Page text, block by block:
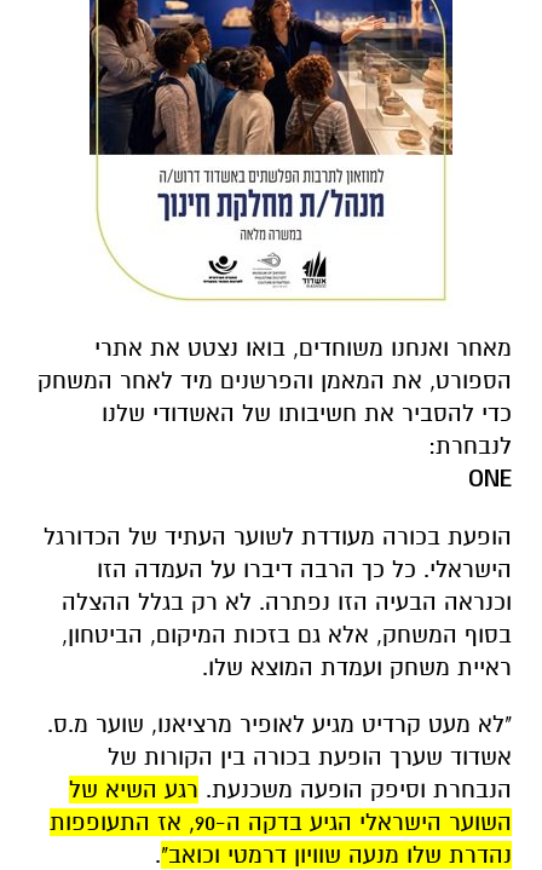
מאחר ואנחנו משוחדים, בואו נצטט את אתרי
הספורט, את המאמן והפרשנים מיד לאחר המשחק
כדי להסביר את חשיבותו של האשדודי שלנו
לנבחרת:
ONE
הופעת בכורה מעודדת לשוער העתיד של הכדורגל
הישראלי. כל כך הרבה דיברו על העמדה הזו
וכנראה הבעיה הזו נפתרה. לא רק בגלל ההצלה
בסוף המשחק, אלא גם בזכות המיקום, הביטחון,
ראיית משחק ועמדת המוצא שלו.
"לא מעט קרדיט מגיע לאופיר מרציאנו, שוער מ.ס.
אשדוד שערך הופעת בכורה בין הקורות של
הנבחרת וסיפק הופעה משכנעת. רגע השיא של
השוער הישראלי הגיע בדקה ה-90, אז התעופפות
נהדרת שלו מנעה שוויון דרמטי וכואב".